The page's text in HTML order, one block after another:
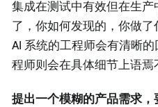
集成在测试中有效但在生
了，你如何发现的，你做
AI 系统的工程师会有清晰
程师则会在具体细节上语焉
提出一个模糊的产品需求